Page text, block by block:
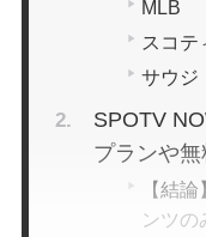
MLB
スコテ
サウジ
SPOTV
プランや
【結
ンツの